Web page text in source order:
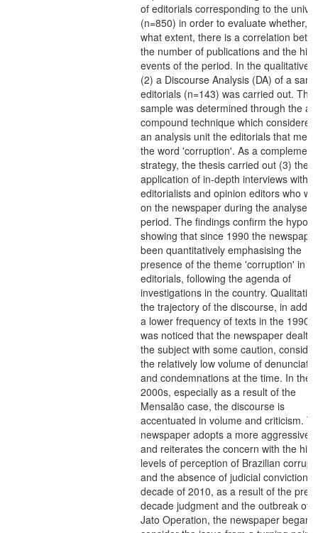
of editorials corresponding to the
(n=850) in order to evaluate whether,
what extent, there is a correlation
the number of publications and the
events of the period. In the qualitative
(2) a Discourse Analysis (DA) of a
editorials (n=143) was carried out. The
sample was determined through the
compound technique which
an analysis unit the editorials that
the word 'corruption'. As a
strategy, the thesis carried out (3) the
application of in-depth interviews with
editorialists and opinion editors who
on the newspaper during the analysed
period. The findings confirm the
showing that since 1990 the
been quantitatively emphasising the
presence of the theme 'corruption' in its
editorials, following the agenda of
investigations in the country.
the trajectory of the discourse, in
a lower frequency of texts in the
was noticed that the newspaper dealt
the subject with some caution,
the relatively low volume of
and condemnations at the time. In the
2000s, especially as a result of the
Mensalão case, the discourse is
accentuated in volume and criticism.
newspaper adopts a more aggressive
and reiterates the concern with the high
levels of perception of Brazilian
and the absence of judicial conviction.
decade of 2010, as a result of the
decade judgment and the outbreak of
Jato Operation, the newspaper began